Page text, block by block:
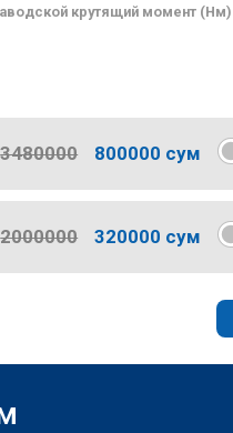
крутящий момент (Нм)
3480000 800000 сум
2000000 320000 сум